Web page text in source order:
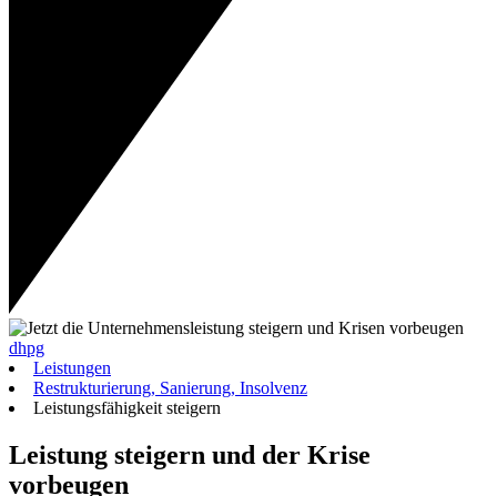
dhpg
Leistungen
Restrukturierung, Sanierung, Insolvenz
Leistungsfähigkeit steigern
Leistung steigern und der Krise
vorbeugen